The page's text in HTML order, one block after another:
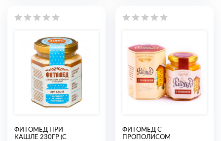
ФИТОМЕД ПРИ
КАШЛЕ 230ГР (С
ФИТОМЕД С
ПРОПОЛИСОМ